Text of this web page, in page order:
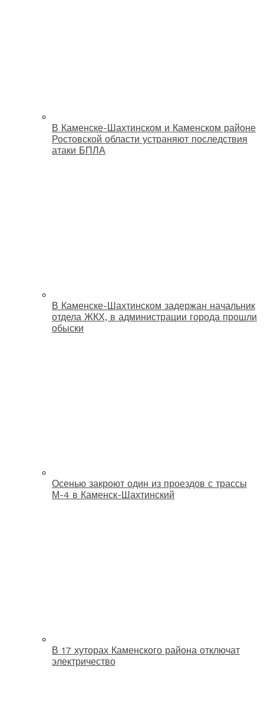
В Каменске-Шахтинском и Каменском районе
Ростовской области устраняют последствия
атаки БПЛА
В Каменске-Шахтинском задержан начальник
отдела ЖКХ, в администрации города прошли
обыски
Осенью закроют один из проездов с трассы
М-4 в Каменск-Шахтинский
В 17 хуторах Каменского района отключат
электричество